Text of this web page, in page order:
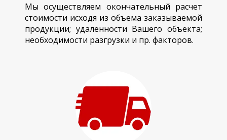
Мы осуществляем окончательный расчет
стоимости исходя из объема заказываемой
продукции; удаленности Вашего объекта;
необходимости разгрузки и пр. факторов.